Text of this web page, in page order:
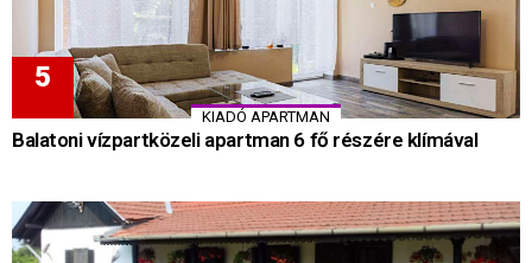
KIADÓ APARTMAN
Balatoni vízpartközeli apartman 6 fő részére klímával